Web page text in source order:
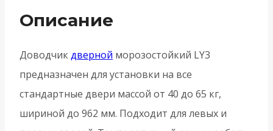
White
кг
-
Белый
Описание
Доводчикдверной морозостойкий LY3
предназначен для установки на все
стандартные двери массой от 40 до 65 кг,
шириной до 962 мм. Подходит для левых и